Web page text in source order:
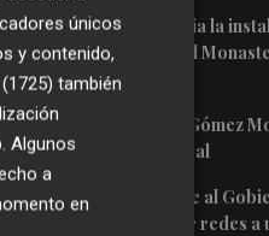
1 El PSPV denuncia la
de aluminio en el
declarado BRL
2
Fallece Andrés Gómez
de Eurocaja Rural
3 Ceuta señala que al
llamamiento por redes a
únicos
y contenido,
también
Algunos
a
en